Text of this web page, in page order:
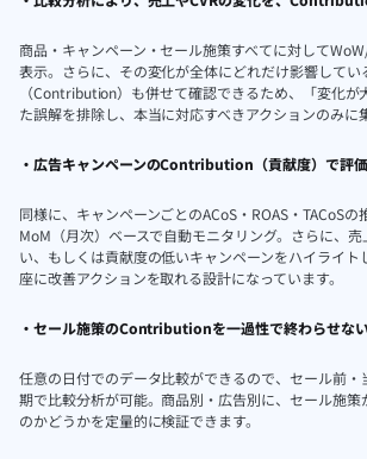
商品・キャンペーン・セール施策すべてに対して
表示。さらに、その変化が全体にどれだけ影響してい
（Contribution）も併せて確認できるため、「変化が
た誤解を排除し、本当に対応すべきアクションのみに
・広告キャンペーンのContribution（貢献度）で評価
同様に、キャンペーンごとのACoS・ROAS・TACoSの
MoM（月次）ベースで自動モニタリング。さらに、
い、もしくは貢献度の低いキャンペーンをハイライト
座に改善アクションを取れる設計になっています。
・セール施策のContributionを一過性で終わらせな
任意の日付でのデータ比較ができるので、セール前・
期で比較分析が可能。商品別・広告別に、セール施策
のかどうかを定量的に検証できます。